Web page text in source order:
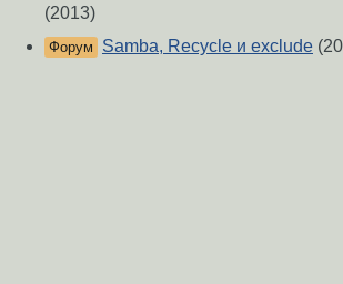
(2013)
Форум Samba, Recycle и exclude